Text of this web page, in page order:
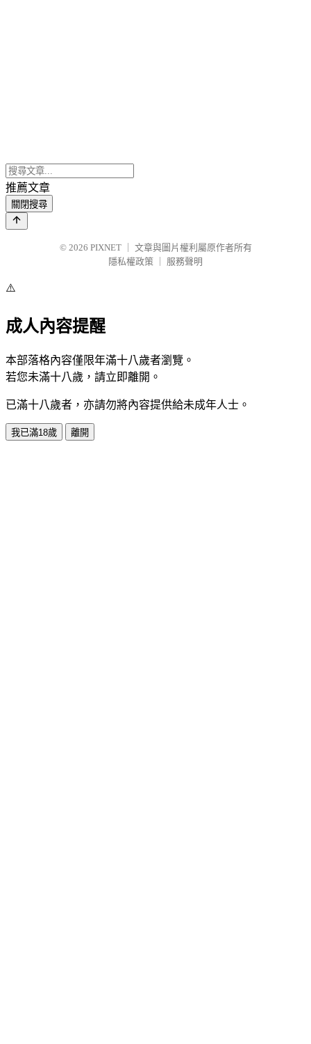
推薦文章
關閉搜尋
© 2026 PIXNET
文章與圖片權利屬原作者所有
隱私權政策
服務聲明
⚠️
成人內容提醒
本部落格內容僅限年滿十八歲者瀏覽。
若您未滿十八歲，請立即離開。
已滿十八歲者，亦請勿將內容提供給未成年人士。
我已滿18歲 離開